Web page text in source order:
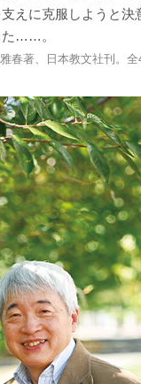
えに克服しようと
た……。
春著、日本教文社刊。全